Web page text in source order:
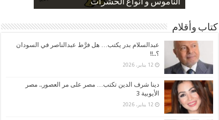
الناموس و أنواع الحشرات
الموظفين بعد ارتفاع الأسعار
ارتفاع نسبة الطلاق في مصر
صورة كاركاتيرية
صورة كاركاتيرية
كتاب وأقلام
عبدالسلام بدر يكتب… هل فرَّط عبدالناصر في السودان
؟..!!
12 يناير، 2026
دينا شرف الدين تكتب… مصر على مر العصور.. مصر
الأيوبية 3
12 يناير، 2026